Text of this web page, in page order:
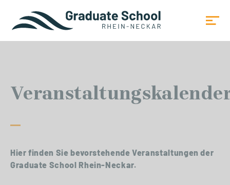
Hier finden Sie bevorstehende Veranstaltungen der
Graduate School Rhein-Neckar.